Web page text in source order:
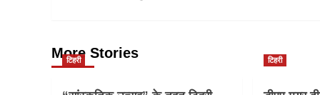
More Stories
टिहरी टिहरी